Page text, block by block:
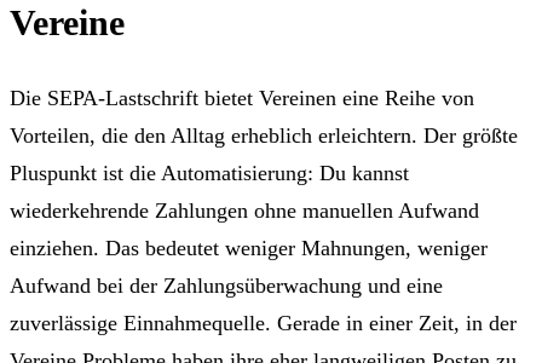
Vereine
Die SEPA-Lastschrift bietet Vereinen eine Reihe von
Vorteilen, die den Alltag erheblich erleichtern. Der größte
Pluspunkt ist die Automatisierung: Du kannst
wiederkehrende Zahlungen ohne manuellen Aufwand
einziehen. Das bedeutet weniger Mahnungen, weniger
Aufwand bei der Zahlungsüberwachung und eine
zuverlässige Einnahmequelle. Gerade in einer Zeit, in der